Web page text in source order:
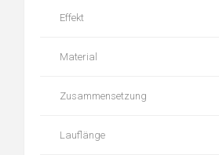
Effekt
Material
Zusammensetzung
Lauflänge